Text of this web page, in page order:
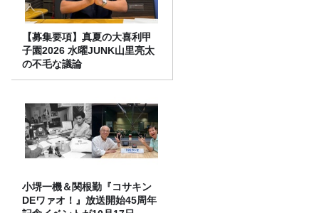
【募集要項】真夏の大喜利甲
子園2026 水曜JUNK山里亮太
の不毛な議論
小堺一機＆関根勤『コサキン
DEワァオ！』放送開始45周年